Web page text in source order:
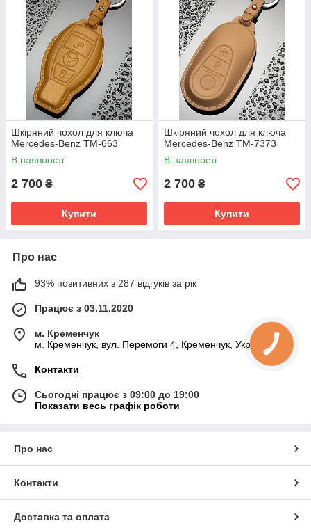
Шкіряний чохол для ключа
Mercedes-Benz TM-663
В наявності
2 700 ₴
Купити
Шкіряний чохол для ключа
Mercedes-Benz TM-7373
В наявності
2 700 ₴
Купити
Про нас
93% позитивних з 287 відгуків за рік
Працює з 03.11.2020
м. Кременчук
м. Кременчук, вул. Перемоги 4, Кременчук, Україна
Контакти
Сьогодні працює з 09:00 до 19:00
Показати весь графік роботи
Про нас
Контакти
Доставка та оплата